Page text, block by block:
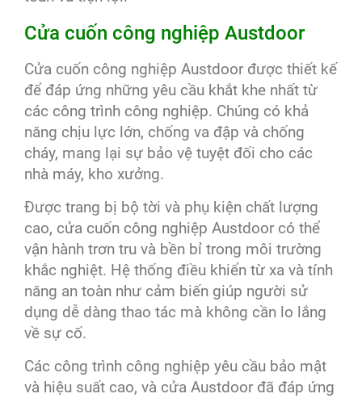
Cửa cuốn công nghiệp Austdoor
Cửa cuốn công nghiệp Austdoor được thiết kế
để đáp ứng những yêu cầu khắt khe nhất từ
các công trình công nghiệp. Chúng có khả
năng chịu lực lớn, chống va đập và chống
cháy, mang lại sự bảo vệ tuyệt đối cho các
nhà máy, kho xưởng.
Được trang bị bộ tời và phụ kiện chất lượng
cao, cửa cuốn công nghiệp Austdoor có thể
vận hành trơn tru và bền bỉ trong môi trường
khắc nghiệt. Hệ thống điều khiển từ xa và tính
năng an toàn như cảm biến giúp người sử
dụng dễ dàng thao tác mà không cần lo lắng
về sự cố.
Các công trình công nghiệp yêu cầu bảo mật
và hiệu suất cao, và cửa Austdoor đã đáp ứng